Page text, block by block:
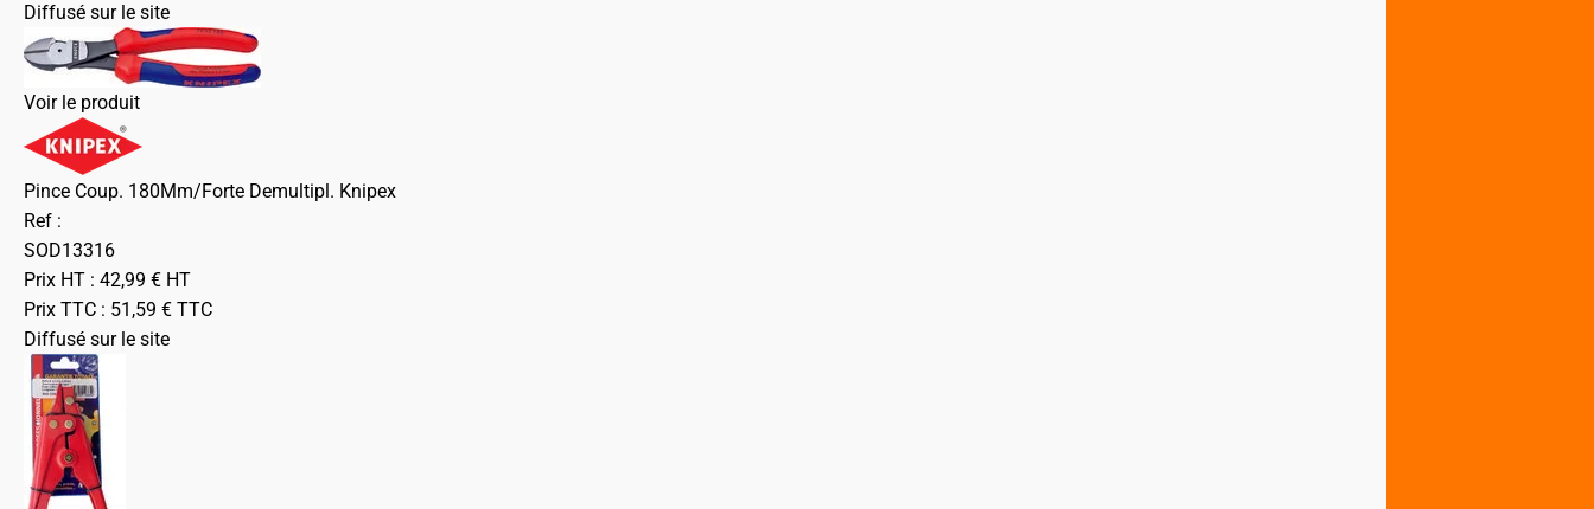
Diffusé sur le site
Voir le produit
Pince Coup. 180Mm/Forte Demultipl. Knipex
Ref :
SOD13316
Prix HT : 42,99 € HT
Prix TTC : 51,59 € TTC
Diffusé sur le site